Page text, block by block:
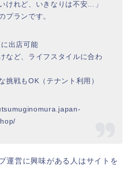
けれど、いきなりは不安…」
プランです。
出店可能
など、ライフスタイルに合わ
挑戦もOK（テナント利用）
運営に興味がある人はサイトを